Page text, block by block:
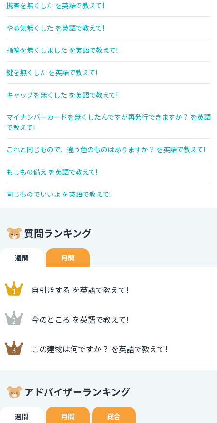
携帯を無くした を英語で教えて!
やる気無くした を英語で教えて!
指輪を無くしました を英語で教えて!
鍵を無くした を英語で教えて!
キャップを無くした を英語で教えて!
マイナンバーカードを無くしたんですが再発行できますか？ を英語
で教えて!
これと同じもので、違う色のものはありますか？ を英語で教えて!
もしもの備え を英語で教えて!
同じものでいいよ を英語で教えて!
質問ランキング
週間 月間
自引きする を英語で教えて!
今のところ を英語で教えて!
この建物は何ですか？ を英語で教えて!
アドバイザーランキング
週間 月間 総合